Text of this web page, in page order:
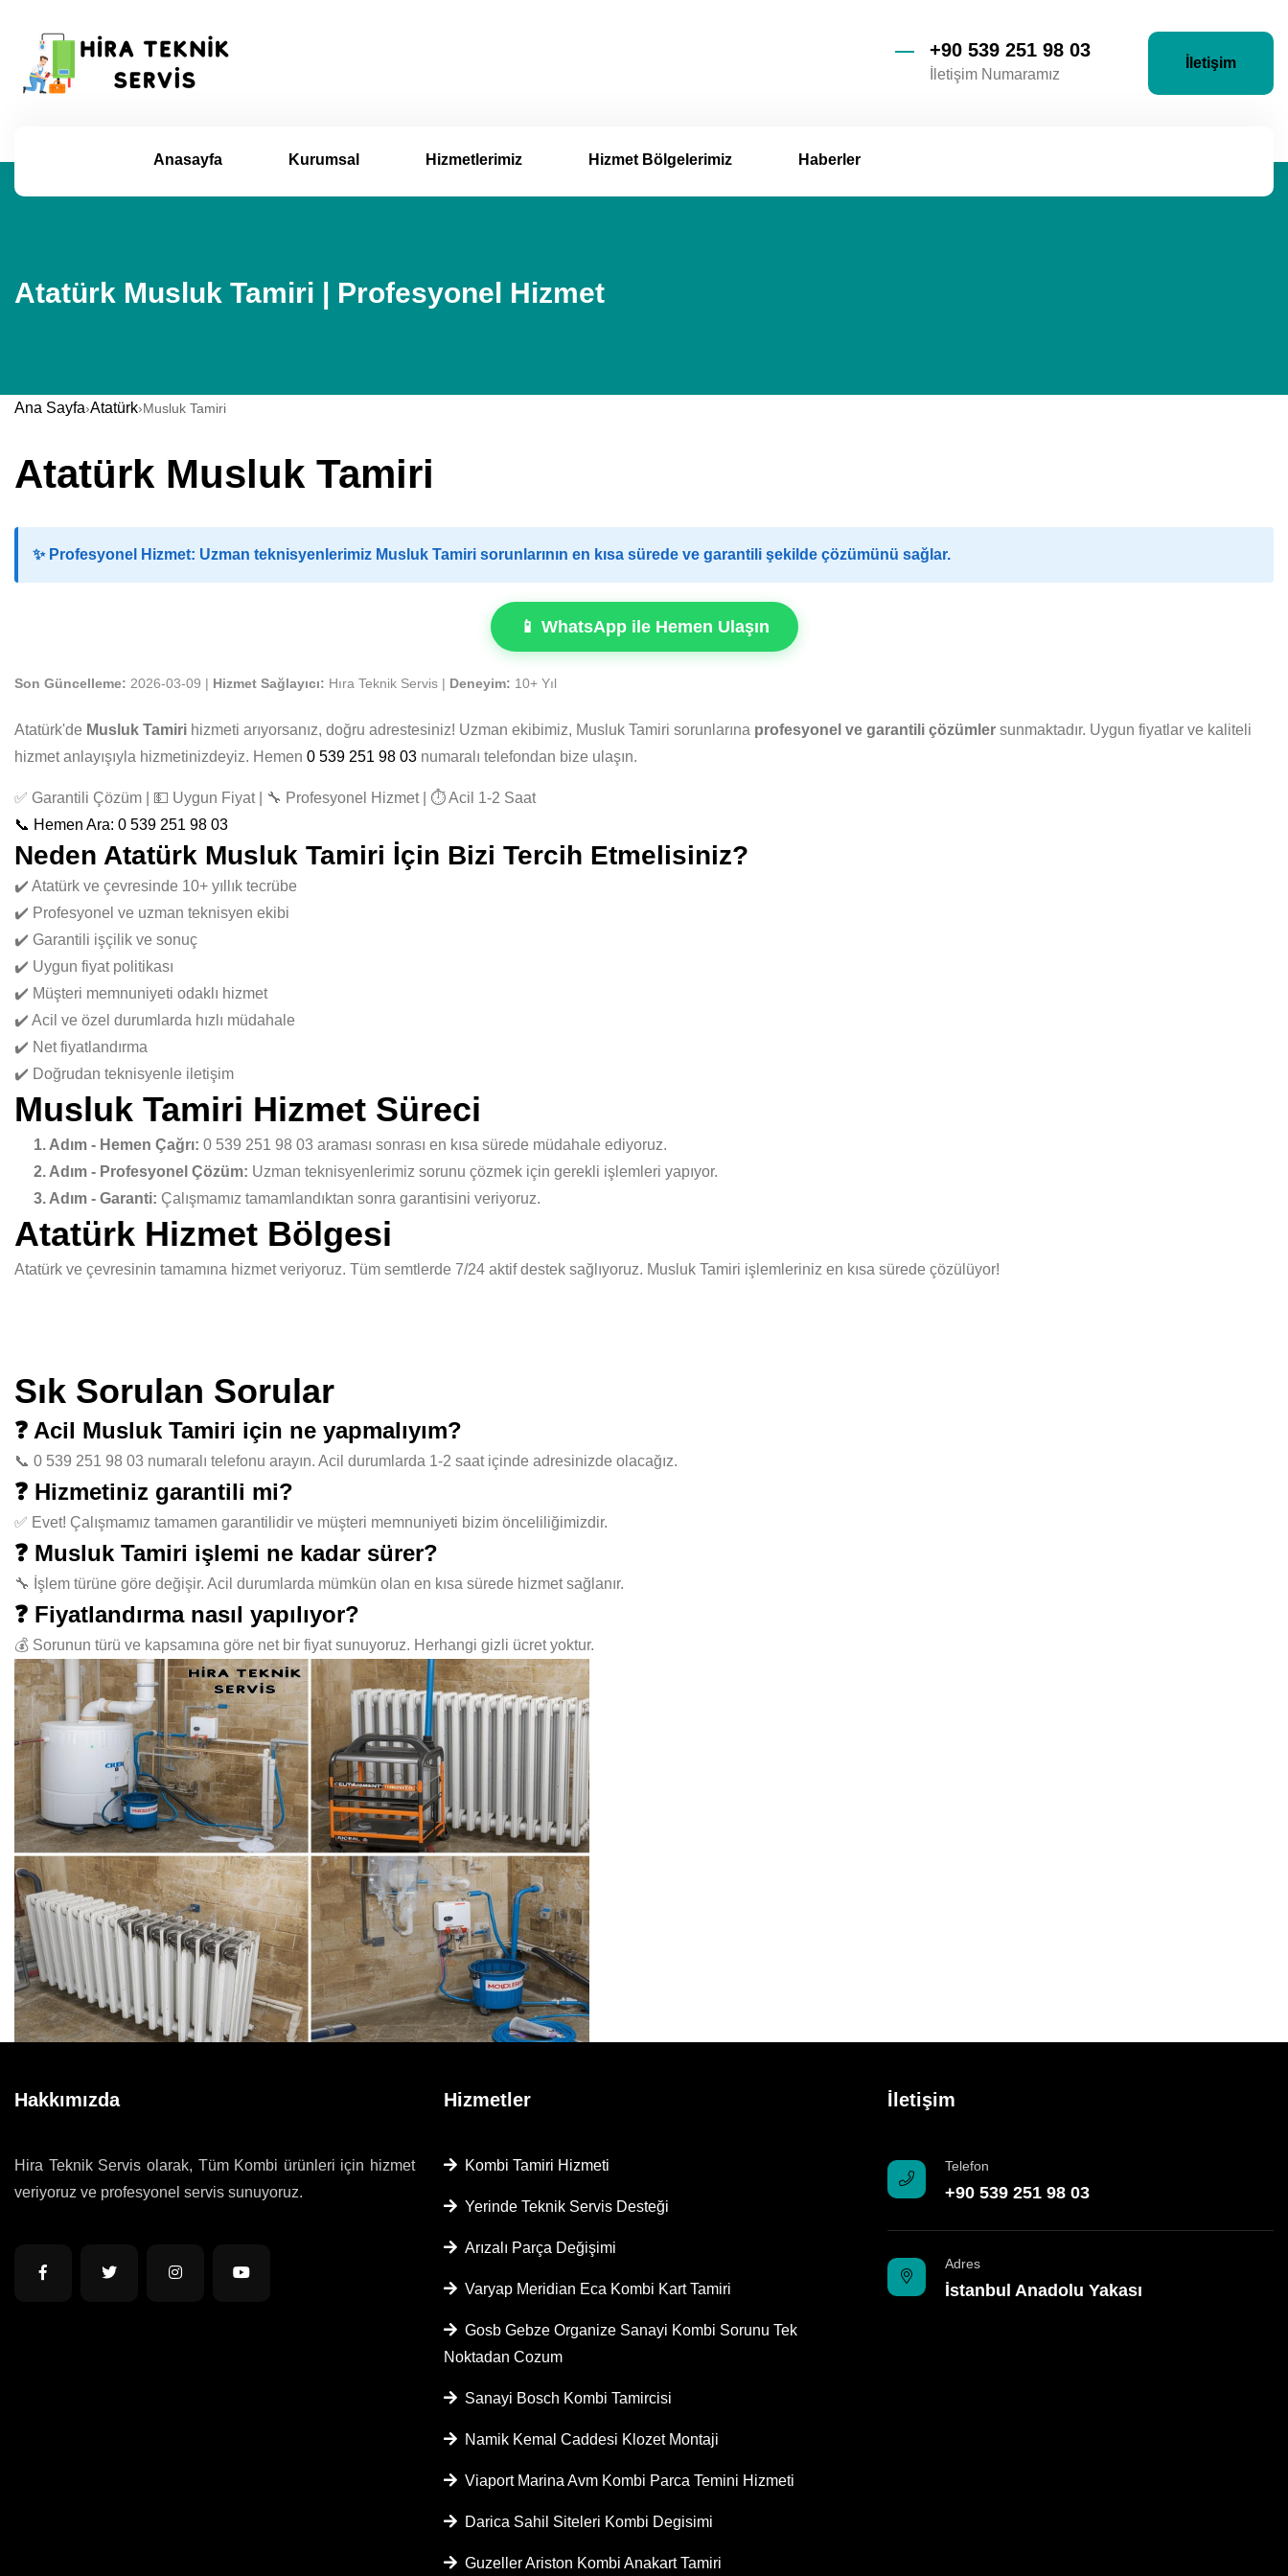
+90 539 251 98 03
İletişim Numaramız
İletişim
Anasayfa Kurumsal Hizmetlerimiz Hizmet Bölgelerimiz Haberler
Atatürk Musluk Tamiri | Profesyonel Hizmet
Ana Sayfa›Atatürk›Musluk Tamiri
Atatürk Musluk Tamiri
✨ Profesyonel Hizmet: Uzman teknisyenlerimiz Musluk Tamiri sorunlarının en kısa sürede ve garantili şekilde çözümünü sağlar.
📱 WhatsApp ile Hemen Ulaşın
Son Güncelleme: 2026-03-09 | Hizmet Sağlayıcı: Hıra Teknik Servis | Deneyim: 10+ Yıl
Atatürk'de Musluk Tamiri hizmeti arıyorsanız, doğru adrestesiniz! Uzman ekibimiz, Musluk Tamiri sorunlarına profesyonel ve garantili çözümler sunmaktadır. Uygun fiyatlar ve kaliteli
hizmet anlayışıyla hizmetinizdeyiz. Hemen 0 539 251 98 03 numaralı telefondan bize ulaşın.
✅ Garantili Çözüm | 💵 Uygun Fiyat | 🔧 Profesyonel Hizmet | ⏱️ Acil 1-2 Saat
📞 Hemen Ara: 0 539 251 98 03
Neden Atatürk Musluk Tamiri İçin Bizi Tercih Etmelisiniz?
✔️ Atatürk ve çevresinde 10+ yıllık tecrübe
✔️ Profesyonel ve uzman teknisyen ekibi
✔️ Garantili işçilik ve sonuç
✔️ Uygun fiyat politikası
✔️ Müşteri memnuniyeti odaklı hizmet
✔️ Acil ve özel durumlarda hızlı müdahale
✔️ Net fiyatlandırma
✔️ Doğrudan teknisyenle iletişim
Musluk Tamiri Hizmet Süreci
1. Adım - Hemen Çağrı: 0 539 251 98 03 araması sonrası en kısa sürede müdahale ediyoruz.
2. Adım - Profesyonel Çözüm: Uzman teknisyenlerimiz sorunu çözmek için gerekli işlemleri yapıyor.
3. Adım - Garanti: Çalışmamız tamamlandıktan sonra garantisini veriyoruz.
Atatürk Hizmet Bölgesi
Atatürk ve çevresinin tamamına hizmet veriyoruz. Tüm semtlerde 7/24 aktif destek sağlıyoruz. Musluk Tamiri işlemleriniz en kısa sürede çözülüyor!
Sık Sorulan Sorular
❓ Acil Musluk Tamiri için ne yapmalıyım?
📞 0 539 251 98 03 numaralı telefonu arayın. Acil durumlarda 1-2 saat içinde adresinizde olacağız.
❓ Hizmetiniz garantili mi?
✅ Evet! Çalışmamız tamamen garantilidir ve müşteri memnuniyeti bizim önceliliğimizdir.
❓ Musluk Tamiri işlemi ne kadar sürer?
🔧 İşlem türüne göre değişir. Acil durumlarda mümkün olan en kısa sürede hizmet sağlanır.
❓ Fiyatlandırma nasıl yapılıyor?
💰 Sorunun türü ve kapsamına göre net bir fiyat sunuyoruz. Herhangi gizli ücret yoktur.
Hakkımızda
Hira Teknik Servis olarak, Tüm Kombi ürünleri için hizmet
veriyoruz ve profesyonel servis sunuyoruz.
Hizmetler
Kombi Tamiri Hizmeti
Yerinde Teknik Servis Desteği
Arızalı Parça Değişimi
Varyap Meridian Eca Kombi Kart Tamiri
Gosb Gebze Organize Sanayi Kombi Sorunu Tek
Noktadan Cozum
Sanayi Bosch Kombi Tamircisi
Namik Kemal Caddesi Klozet Montaji
Viaport Marina Avm Kombi Parca Temini Hizmeti
Darica Sahil Siteleri Kombi Degisimi
Guzeller Ariston Kombi Anakart Tamiri
İletişim
Telefon
+90 539 251 98 03
Adres
İstanbul Anadolu Yakası